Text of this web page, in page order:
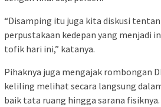
“Disamping itu juga kita diskusi
perpustakaan kedepan yang menjadi
tofik hari ini,” katanya.
Pihaknya juga mengajak rombongan
keliling melihat secara langsung
baik tata ruang hingga sarana fisiknya.